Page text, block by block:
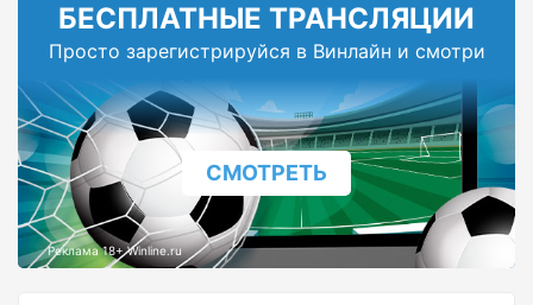
БЕСПЛАТНЫЕ ТРАНСЛЯЦИИ
Просто зарегистрируйся в Винлайн и смотри
СМОТРЕТЬ
Реклама 18+ Winline.ru